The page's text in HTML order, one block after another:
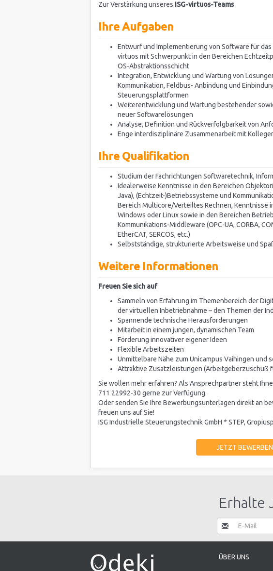
Zur Verstärkung unseres ISG-virtuos​-Teams
Ihre Aufgaben
Entwurf und Implementierung von Software für
virtuos mit Schwerpunkt in den Bereichen
OS-Abstraktionsschicht
Integration, Entwicklung und Wartung von
Kommunikation, Feldbus- Anbindung und
Steuerungsplattformen
Weiterentwicklung und Wartung bestehender
neuer Softwarelösungen
Analyse, Definition und Rückverfolgbarkeit von
Enge interdisziplinäre Zusammenarbeit mit
Ihre Qualifikation
Studium der Fachrichtungen Softwaretechnik,
Idealerweise Kenntnisse in den Bereichen
Java), (Echtzeit-)Betriebssysteme und
Bereich Multicore/Verteiltes Rechnen, Kenntnisse
Windows oder Linux sowie in den Bereichen
Kommunikations-Middleware (OPC-UA, CORBA,
EtherCAT, SERCOS, etc.)
Selbstständige, strukturierte Arbeitsweise und
Weitere Informationen
Freuen Sie sich auf
Sammeln von Erfahrung im Themenbereich der
der virtuellen Inbetriebnahme – den Themen der
Spannende technische Herausforderungen
Mitarbeit in einem jungen, dynamischen Team
Förderung innovativer eigener Ideen
Flexible Arbeitszeiten
Unmittelbare Nähe zum Unicampus Vaihingen und
Attraktive Zusatzleistungen (Arbeitgeberzuschuß
Sie wollen mehr erfahren? Als Ansprechpartner steht
711 22992-30 gerne zur Verfügung.
Oder senden Sie Ihre Bewerbungsunterlagen direkt an
freuen uns auf Sie!
ISG Industrielle Steuerungstechnik GmbH * STEP,
JETZT BEWERBEN
Erhalte
ÜBER UNS